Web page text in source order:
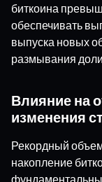
биткоина
обеспечивать
выпуска новых
размывания
Влияние на
изменения
Рекордный
накопление